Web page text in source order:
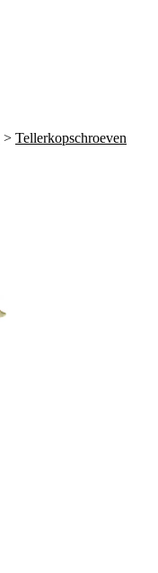
> Tellerkopschroeven